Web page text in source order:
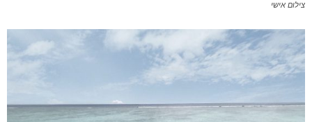
צילום אישי